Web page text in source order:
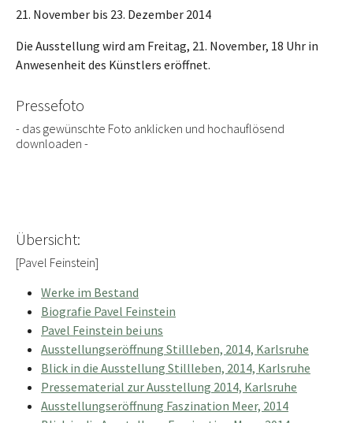
21. November bis 23. Dezember 2014
Die Ausstellung wird am Freitag, 21. November, 18 Uhr in
Anwesenheit des Künstlers eröffnet.
Pressefoto
- das gewünschte Foto anklicken und hochauflösend
downloaden -
Übersicht:
[Pavel Feinstein]
Werke im Bestand
Biografie Pavel Feinstein
Pavel Feinstein bei uns
Ausstellungseröffnung Stillleben, 2014, Karlsruhe
Blick in die Ausstellung Stillleben, 2014, Karlsruhe
Pressematerial zur Ausstellung 2014, Karlsruhe
Ausstellungseröffnung Faszination Meer, 2014